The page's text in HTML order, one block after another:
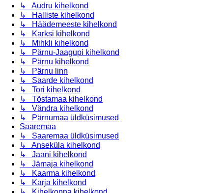
↳ Audru kihelkond
↳ Halliste kihelkond
↳ Häädemeeste kihelkond
↳ Karksi kihelkond
↳ Mihkli kihelkond
↳ Pärnu-Jaagupi kihelkond
↳ Pärnu kihelkond
↳ Pärnu linn
↳ Saarde kihelkond
↳ Tori kihelkond
↳ Tõstamaa kihelkond
↳ Vändra kihelkond
↳ Pärnumaa üldküsimused
Saaremaa
↳ Saaremaa üldküsimused
↳ Anseküla kihelkond
↳ Jaani kihelkond
↳ Jämaja kihelkond
↳ Kaarma kihelkond
↳ Karja kihelkond